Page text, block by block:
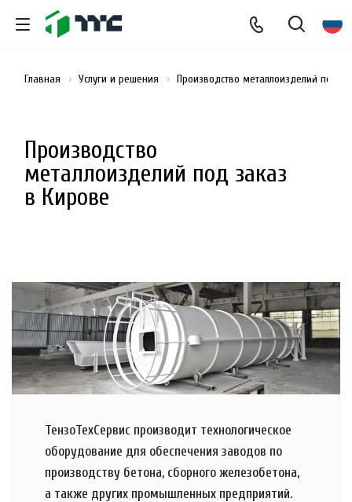
Производство
металлоизделий под заказ
в Кирове
Главная Услуги и решения Производство металлоизделий под
ТензоТехСервис производит технологическое
оборудование для обеспечения заводов по
производству бетона, сборного железобетона,
а также других промышленных предприятий.